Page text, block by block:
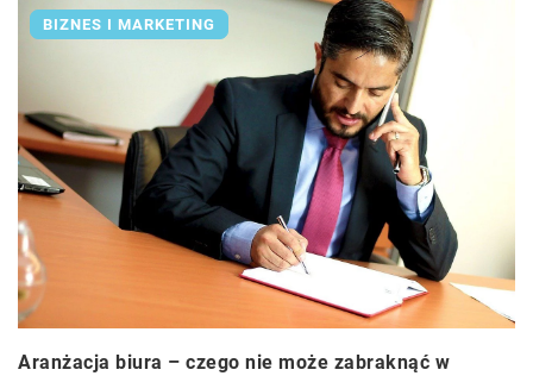
BIZNES I MARKETING
Aranżacja biura – czego nie może zabraknąć w